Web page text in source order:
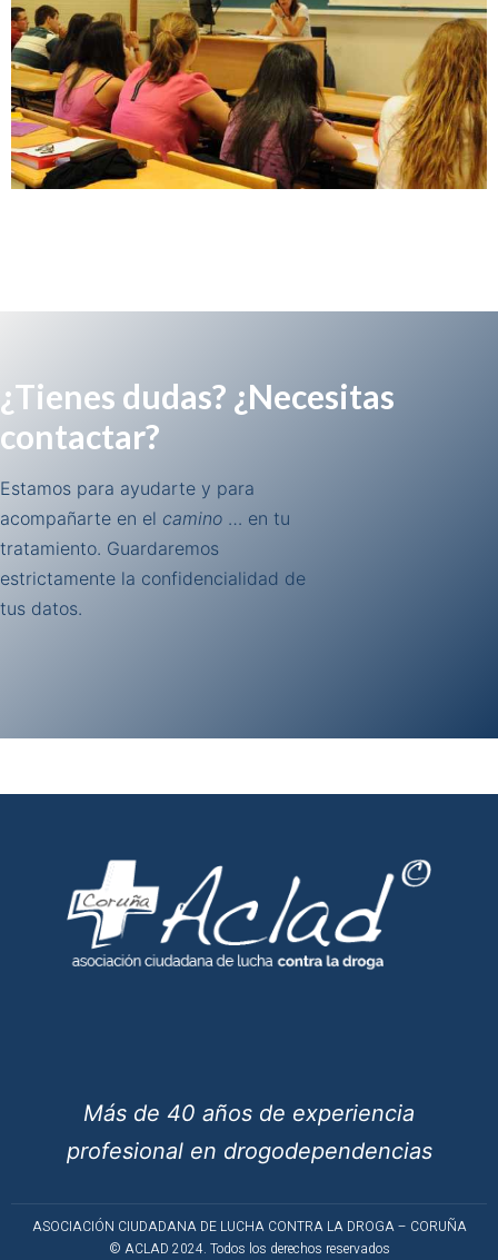
¿Tienes dudas? ¿Necesitas
contactar?
Estamos para ayudarte y para
acompañarte en el camino … en tu
tratamiento. Guardaremos
estrictamente la confidencialidad de
tus datos.
Más de 40 años de experiencia
profesional en drogodependencias
ASOCIACIÓN CIUDADANA DE LUCHA CONTRA LA DROGA – CORUÑA
© ACLAD 2024. Todos los derechos reservados